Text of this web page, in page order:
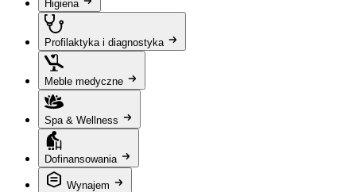
Higiena
Profilaktyka i diagnostyka
Meble medyczne
Spa & Wellness
Dofinansowania
Wynajem